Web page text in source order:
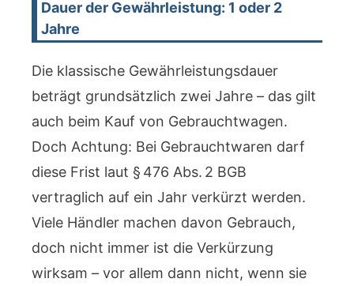
Dauer der Gewährleistung: 1 oder 2
Jahre
Die klassische Gewährleistungsdauer
beträgt grundsätzlich zwei Jahre – das gilt
auch beim Kauf von Gebrauchtwagen.
Doch Achtung: Bei Gebrauchtwaren darf
diese Frist laut § 476 Abs. 2 BGB
vertraglich auf ein Jahr verkürzt werden.
Viele Händler machen davon Gebrauch,
doch nicht immer ist die Verkürzung
wirksam – vor allem dann nicht, wenn sie